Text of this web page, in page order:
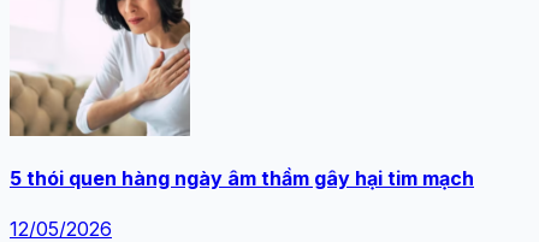
5 thói quen hàng ngày âm thầm gây hại tim mạch
12/05/2026